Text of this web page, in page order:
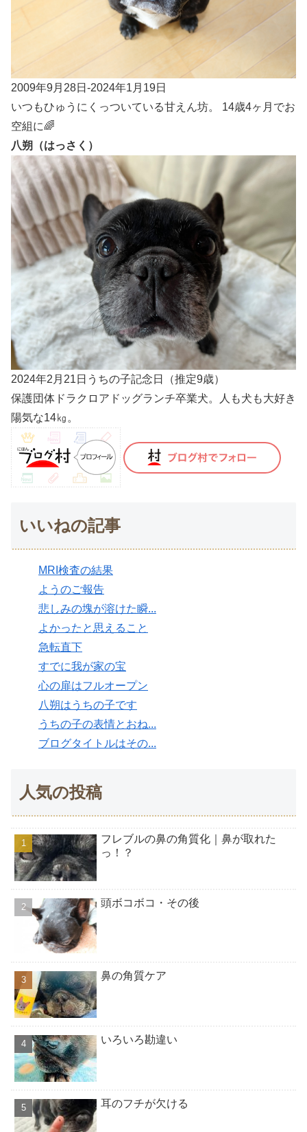
2009年9月28日-2024年1月19日
いつもひゅうにくっついている甘えん坊。 14歳4ヶ月でお
空組に🌈
八朔（はっさく）
2024年2月21日うちの子記念日（推定9歳）
保護団体ドラクロアドッグランチ卒業犬。人も犬も大好き
陽気な14㎏。
いいねの記事
MRI検査の結果
ようのご報告
悲しみの塊が溶けた瞬...
よかったと思えること
急転直下
すでに我が家の宝
心の扉はフルオープン
八朔はうちの子です
うちの子の表情とおね...
ブログタイトルはその...
人気の投稿
フレブルの鼻の角質化｜鼻が取れた
っ！？
頭ボコボコ・その後
鼻の角質ケア
いろいろ勘違い
耳のフチが欠ける